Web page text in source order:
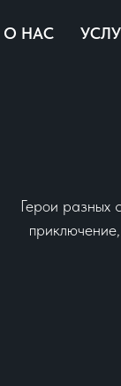
О НАС
Герои разных